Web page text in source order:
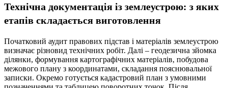
Технічна документація із землеустрою: з яких
етапів складається виготовлення
Початковий аудит правових підстав і матеріалів землеустрою
визначає різновид технічних робіт. Далі – геодезична зйомка
ділянки, формування картографічних матеріалів, побудова
межового плану з координатами, складання пояснювальної
записки. Окремо готується кадастровий план з умовними